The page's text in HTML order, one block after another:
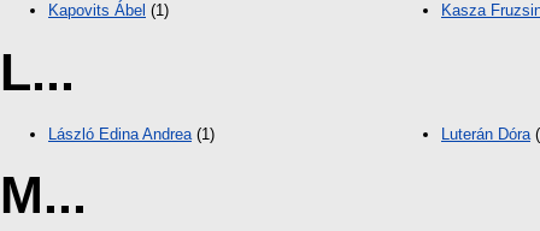
Kapovits Ábel (1) Kasza
L...
László Edina Andrea (1) Luterán Dóra
M...